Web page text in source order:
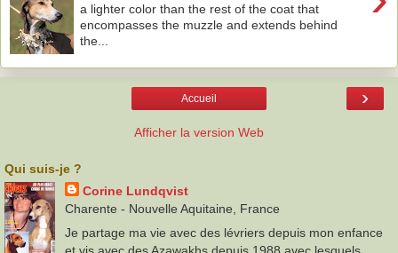
a lighter color than the rest of the coat that
encompasses the muzzle and extends behind
the...
›
Accueil
Afficher la version Web
Qui suis-je ?
Corine Lundqvist
Charente - Nouvelle Aquitaine, France
Je partage ma vie avec des lévriers depuis mon enfance
et vis avec des Azawakhs depuis 1988 avec lesquels